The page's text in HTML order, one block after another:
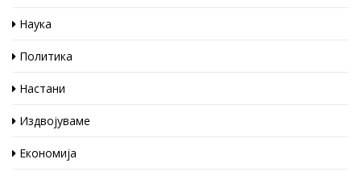
Наука
Политика
Настани
Издвојуваме
Економија